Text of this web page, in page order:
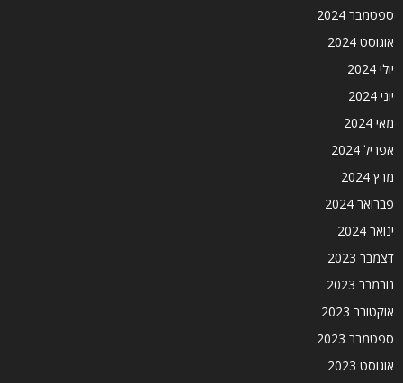
ספטמבר 2024
אוגוסט 2024
יולי 2024
יוני 2024
מאי 2024
אפריל 2024
מרץ 2024
פברואר 2024
ינואר 2024
דצמבר 2023
נובמבר 2023
אוקטובר 2023
ספטמבר 2023
אוגוסט 2023